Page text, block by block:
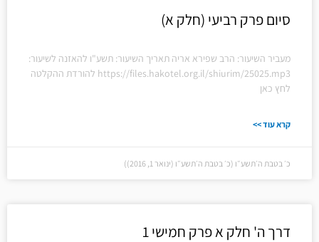
סיום פרק רביעי (חלק א)
מעביר השיעור: הרב שפירא אריה תאריך השיעור: תשע"ו להאזנה לשיעור:
https://files.hakotel.org.il/shiurim/25025.mp3 להורדת ההקלטה
לחץ כאן
קרא עוד >>
כ׳ בטבת ה׳תשע״ו (כ׳ בטבת ה׳תשע״ו (ינואר 1, 2016))
דרך ה' חלק א פרק חמישי 1